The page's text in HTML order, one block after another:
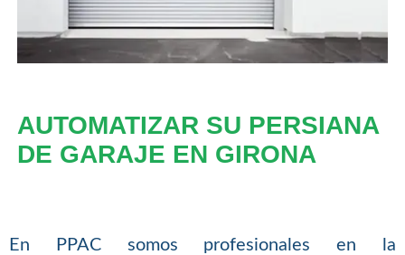
AUTOMATIZAR SU PERSIANA
DE GARAJE EN GIRONA
En PPAC somos profesionales en la